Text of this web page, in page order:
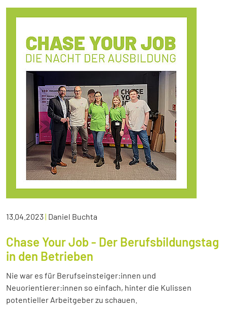
13.04.2023| Daniel Buchta
Chase Your Job - Der Berufsbildungstag
in den Betrieben
Nie war es für Berufseinsteiger:innen und
Neuorientierer:innen so einfach, hinter die Kulissen
potentieller Arbeitgeber zu schauen.